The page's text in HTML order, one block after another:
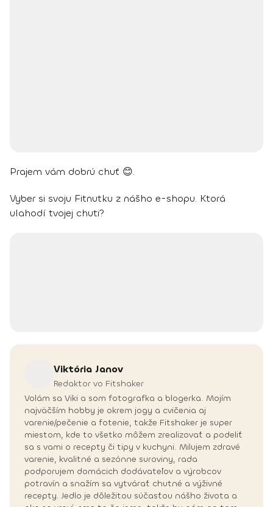
Prajem vám dobrú chuť 😊.
Vyber si svoju Fitnutku z nášho e-shopu. Ktorá
ulahodí tvojej chuti?
Viktória Janov
Redaktor vo Fitshaker
Volám sa Viki a som fotografka a blogerka. Mojím
najväčším hobby je okrem jogy a cvičenia aj
varenie/pečenie a fotenie, takže Fitshaker je super
miestom, kde to všetko môžem zrealizovať a podeliť
sa s vami o recepty či tipy v kuchyni. Milujem zdravé
varenie, kvalitné a sezónne suroviny, rada
podporujem domácich dodávateľov a výrobcov
potravín a snažím sa vytvárať chutné a výživné
recepty. Jedlo je dôležitou súčasťou nášho života a